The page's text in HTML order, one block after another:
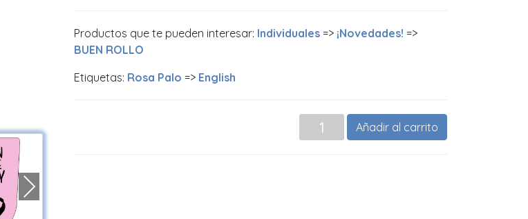
Productos que te pueden interesar: Individuales => ¡Novedades! =>
BUEN ROLLO
Etiquetas: Rosa Palo => English
Añadir al carrito